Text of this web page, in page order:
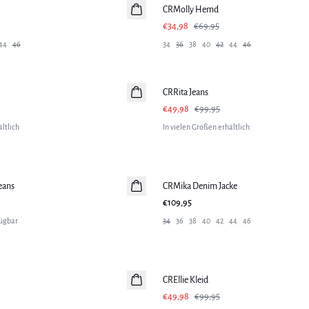
46
CRMolly Hemd
€34,98
€69,95
34 36 38 40 42 44 46
CRRita Jeans
€49,98
€99,95
In vielen Größen erhältlich
CRMika Denim Jacke
€109,95
34 36 38 40 42 44 46
CREllie Kleid
€49,98
€99,95